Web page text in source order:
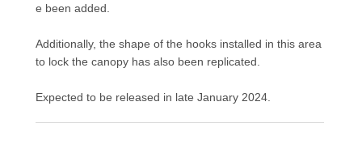
e been added.
Additionally, the shape of the hooks installed in this area
to lock the canopy has also been replicated.
Expected to be released in late January 2024.